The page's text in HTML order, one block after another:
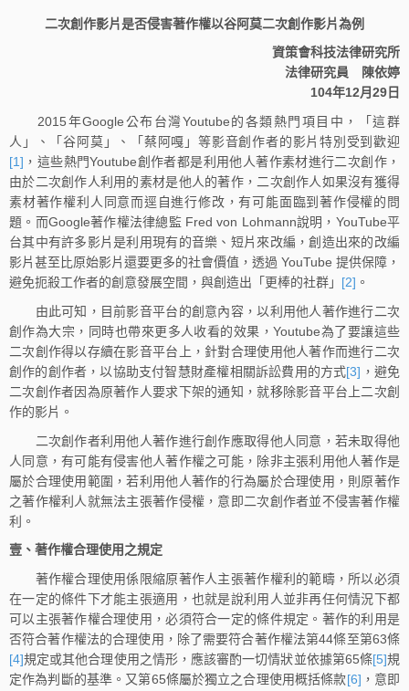
二次創作影片是否侵害著作權以谷阿莫二次創作影片為例
資策會科技法律研究所
法律研究員 陳依婷
104年12月29日
2015年Google公布台灣Youtube的各類熱門項目中，「這群
人」、「谷阿莫」、「蔡阿嘎」等影音創作者的影片特別受到歡迎
[1] ，這些熱門Youtube創作者都是利用他人著作素材進行二次創作，
由於二次創作人利用的素材是他人的著作，二次創作人如果沒有獲得
素材著作權利人同意而逕自進行修改，有可能面臨到著作侵權的問
題。而Google著作權法律總監 Fred von Lohmann說明，YouTube平
台其中有許多影片是利用現有的音樂、短片來改編，創造出來的改編
影片甚至比原始影片還要更多的社會價值，透過 YouTube 提供保障，
避免扼殺工作者的創意發展空間，與創造出「更棒的社群」 [2] 。
由此可知，目前影音平台的創意內容，以利用他人著作進行二次
創作為大宗，同時也帶來更多人收看的效果，Youtube為了要讓這些
二次創作得以存續在影音平台上，針對合理使用他人著作而進行二次
創作的創作者，以協助支付智慧財產權相關訴訟費用的方式[3] ，避免
二次創作者因為原著作人要求下架的通知，就移除影音平台上二次創
作的影片。
二次創作者利用他人著作進行創作應取得他人同意，若未取得他
人同意，有可能有侵害他人著作權之可能，除非主張利用他人著作是
屬於合理使用範圍，若利用他人著作的行為屬於合理使用，則原著作
之著作權利人就無法主張著作侵權，意即二次創作者並不侵害著作權
利。
壹、著作權合理使用之規定
著作權合理使用係限縮原著作人主張著作權利的範疇，所以必須
在一定的條件下才能主張適用，也就是說利用人並非再任何情況下都
可以主張著作權合理使用，必須符合一定的條件規定。著作的利用是
否符合著作權法的合理使用，除了需要符合著作權法第44條至第63條
[4]規定或其他合理使用之情形，應該審酌一切情狀並依據第65條[5]規
定作為判斷的基準。又第65條屬於獨立之合理使用概括條款[6] ，意即